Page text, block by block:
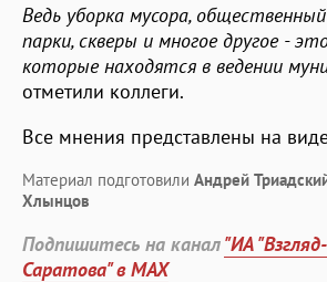
Ведь уборка мусора,
парки, скверы и многое другое -
которые находятся в ведении
отметили коллеги.
Все мнения представлены на
Материал подготовили Андрей
Хлынцов
Подпишитесь на канал"ИА
Саратова" в MAX